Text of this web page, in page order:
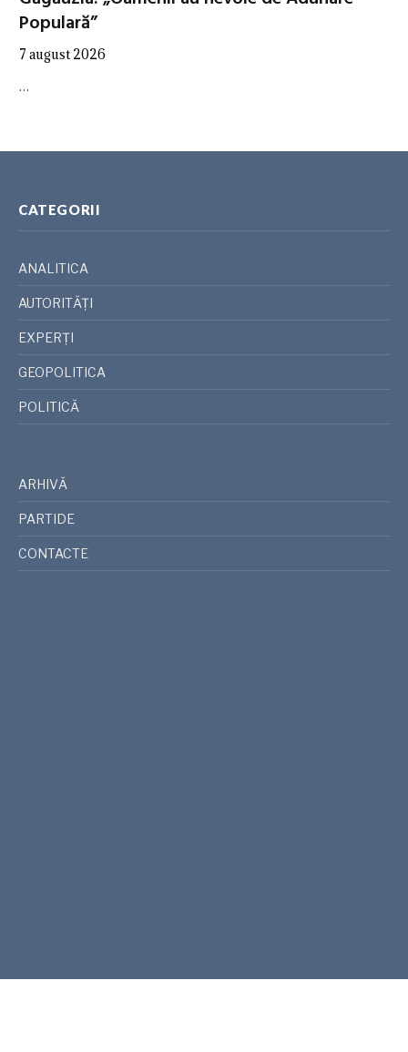
Populară”
7 august 2026
…
CATEGORII
ANALITICA
AUTORITĂȚI
EXPERȚI
GEOPOLITICA
POLITICĂ
ARHIVĂ
PARTIDE
CONTACTE